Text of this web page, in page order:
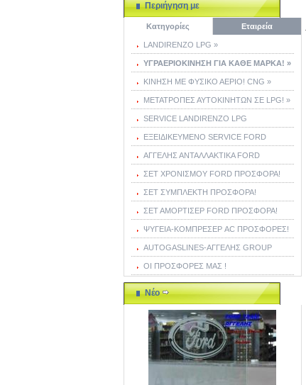
Περιήγηση με
Κατηγορίες Εταιρεία
LANDIRENZO LPG »
ΥΓΡΑΕΡΙΟΚΙΝΗΣΗ ΓΙΑ ΚΑΘΕ ΜΑΡΚΑ! »
ΚΙΝΗΣΗ ΜΕ ΦΥΣΙΚΟ ΑΕΡΙΟ! CNG »
ΜΕΤΑΤΡΟΠΕΣ ΑΥΤΟΚΙΝΗΤΩΝ ΣΕ LPG! »
SERVICE LANDIRENZO LPG
ΕΞΕΙΔΙΚΕΥΜΕΝΟ SERVICE FORD
ΑΓΓΕΛΗΣ ΑΝΤΑΛΛΑΚΤΙΚΑ FORD
ΣΕΤ ΧΡΟΝΙΣΜΟΥ FORD ΠΡΟΣΦΟΡΑ!
ΣΕΤ ΣΥΜΠΛΕΚΤΗ ΠΡΟΣΦΟΡΑ!
ΣΕΤ ΑΜΟΡΤΙΣΕΡ FORD ΠΡΟΣΦΟΡΑ!
ΨΥΓΕΙΑ-ΚΟΜΠΡΕΣΕΡ AC ΠΡΟΣΦΟΡΕΣ!
AUTOGASLINES-ΑΓΓΕΛΗΣ GROUP
ΟΙ ΠΡΟΣΦΟΡΕΣ ΜΑΣ !
Νέο